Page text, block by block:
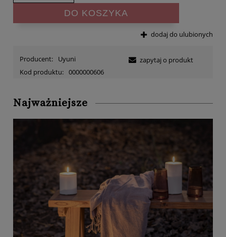
DO KOSZYKA
dodaj do ulubionych
Producent:
Uyuni
Kod produktu: 0000000606
zapytaj o produkt
Najważniejsze